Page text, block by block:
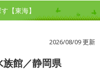
【東海】
2026/08/09 更新
族館／静岡県